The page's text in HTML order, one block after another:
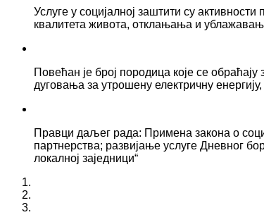
Услуге у социјалној заштити су
квалитета живота, отклањања и
Повећан је број породица које се
дуговања за утрошену електричну
Правци даљег рада: Примена закона о
партнерства; развијање услуге Дневног
локалној заједници“